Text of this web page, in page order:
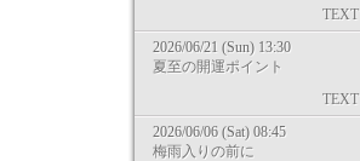
TEXT
2026/06/21 (Sun) 13:30
夏至の開運ポイント
TEXT
2026/06/06 (Sat) 08:45
梅雨入りの前に